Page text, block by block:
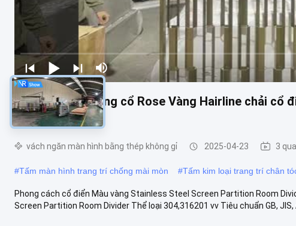
Màu nhà máy Vàng cổ Rose Vàng Hairline chải cổ
ngăn phòng
vách ngăn màn hình bằng thép không gỉ 2025-04-23 3
#Tấm màn hình trang trí chống mài mòn #Tấm kim loại trang trí chân
Phong cách cổ điển Màu vàng Stainless Steel Screen Partition Room
Screen Partition Room Divider Thể loại 304,316201 vv Tiêu chuẩn GB, JIS,